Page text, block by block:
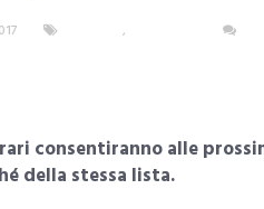
,
consentiranno alle
della stessa lista.